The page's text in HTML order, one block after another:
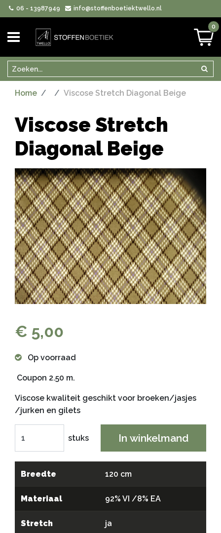
06 - 13987949 info@stoffenboetiektwello.nl
0
Zoeken
Home Viscose Stretch Diagonal Beige
Viscose Stretch
Diagonal Beige
€ 5,00
Op voorraad
Coupon 2.50 m.
Viscose kwaliteit geschikt voor broeken/jasjes
/jurken en gilets
stuks In winkelmand
Breedte 120 cm
Materiaal 92% VI /8% EA
Stretch ja